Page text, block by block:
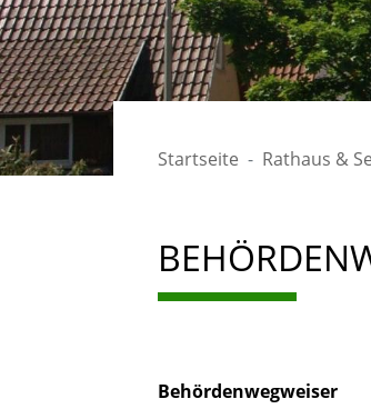
Startseite Rathaus &
Behördenwegweiser